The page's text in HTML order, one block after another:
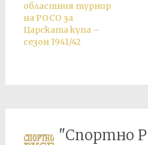
областния турнир
на РОСО за
Царската купа –
сезон 1941/42
"Спортно